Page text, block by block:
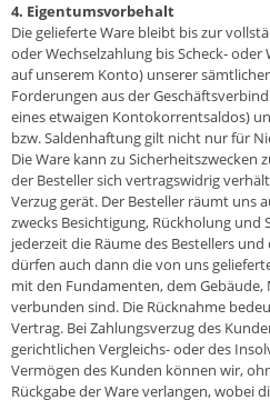
4. Eigentumsvorbehalt
Die gelieferte Ware bleibt bis zur
oder Wechselzahlung bis Scheck-
auf unserem Konto) unserer
Forderungen aus der
eines etwaigen Kontokorrentsaldos)
bzw. Saldenhaftung gilt nicht nur für
Die Ware kann zu
der Besteller sich vertragswidrig
Verzug gerät. Der Besteller räumt uns
zwecks Besichtigung, Rückholung und
jederzeit die Räume des Bestellers
dürfen auch dann die von uns
mit den Fundamenten, dem Gebäude,
verbunden sind. Die Rücknahme
Vertrag. Bei Zahlungsverzug des
gerichtlichen Vergleichs- oder des
Vermögen des Kunden können wir,
Rückgabe der Ware verlangen, wobei